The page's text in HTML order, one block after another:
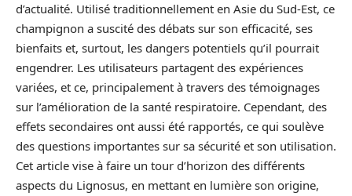
d’actualité. Utilisé traditionnellement en Asie du Sud-Est, ce
champignon a suscité des débats sur son efficacité, ses
bienfaits et, surtout, les dangers potentiels qu’il pourrait
engendrer. Les utilisateurs partagent des expériences
variées, et ce, principalement à travers des témoignages
sur l’amélioration de la santé respiratoire. Cependant, des
effets secondaires ont aussi été rapportés, ce qui soulève
des questions importantes sur sa sécurité et son utilisation.
Cet article vise à faire un tour d’horizon des différents
aspects du Lignosus, en mettant en lumière son origine,